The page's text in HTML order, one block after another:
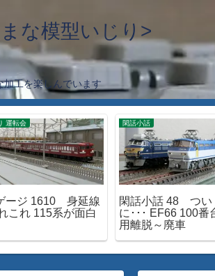
な模型いじり>
工を楽しんでいます
運転会
ージ 1610 身延線
これ 115系が面白
閑話小話
閑話小話 48 つい
に･･･ EF66 100番
用離脱～廃車